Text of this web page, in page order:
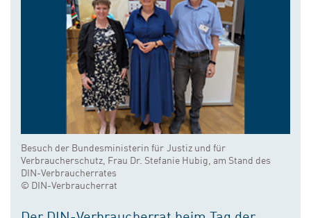
Besuch der Bundesministerin für Justiz und für
Verbraucherschutz, Frau Dr. Stefanie Hubig, am Stand des
DIN-Verbraucherrates
© DIN-Verbraucherrat